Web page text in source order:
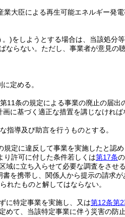
大臣による再生可能エネルギー発
。)をしようとする場合は、当該処分
ならない。 ただし、事業者が意見の
定める。
条の規定による事業の廃止の届出
に基づく適正な措置を講じなければ
指導及び助言を行うものとする。
規定に違反して事業を実施したと認
り許可に付した条件若しくは第17条
に立ち入らせて必要な調査をさせる
を携帯し、関係人から提示の請求
れたものと解してはならない。
に特定事業を実施し、又は第12条第
て、当該特定事業に伴う災害の防